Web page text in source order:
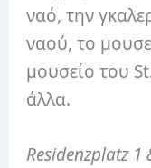
ναό, την
ναού, το
μουσείο του
άλλα.
Residenzplatz 1